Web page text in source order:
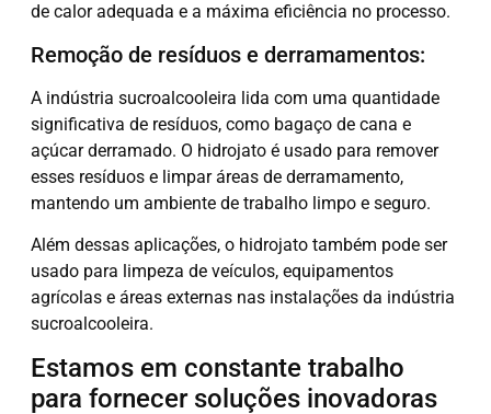
de calor adequada e a máxima eficiência no processo.
Remoção de resíduos e derramamentos:
A indústria sucroalcooleira lida com uma quantidade
significativa de resíduos, como bagaço de cana e
açúcar derramado. O hidrojato é usado para remover
esses resíduos e limpar áreas de derramamento,
mantendo um ambiente de trabalho limpo e seguro.
Além dessas aplicações, o hidrojato também pode ser
usado para limpeza de veículos, equipamentos
agrícolas e áreas externas nas instalações da indústria
sucroalcooleira.
Estamos em constante trabalho
para fornecer soluções inovadoras